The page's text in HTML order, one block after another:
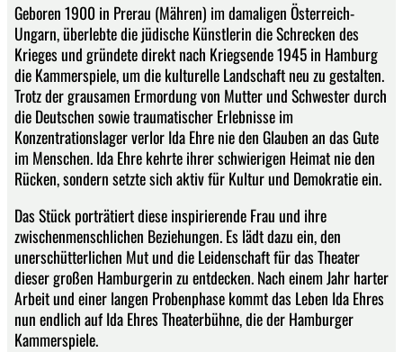
Geboren 1900 in Prerau (Mähren) im damaligen Österreich-
Ungarn, überlebte die jüdische Künstlerin die Schrecken des
Krieges und gründete direkt nach Kriegsende 1945 in Hamburg
die Kammerspiele, um die kulturelle Landschaft neu zu gestalten.
Trotz der grausamen Ermordung von Mutter und Schwester durch
die Deutschen sowie traumatischer Erlebnisse im
Konzentrationslager verlor Ida Ehre nie den Glauben an das Gute
im Menschen. Ida Ehre kehrte ihrer schwierigen Heimat nie den
Rücken, sondern setzte sich aktiv für Kultur und Demokratie ein.
Das Stück porträtiert diese inspirierende Frau und ihre
zwischenmenschlichen Beziehungen. Es lädt dazu ein, den
unerschütterlichen Mut und die Leidenschaft für das Theater
dieser großen Hamburgerin zu entdecken. Nach einem Jahr harter
Arbeit und einer langen Probenphase kommt das Leben Ida Ehres
nun endlich auf Ida Ehres Theaterbühne, die der Hamburger
Kammerspiele.